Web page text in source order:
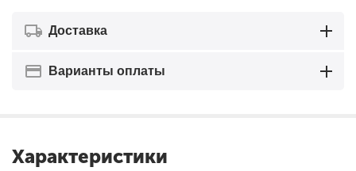
Доставка
Варианты оплаты
Характеристики